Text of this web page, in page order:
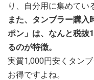
り、自分用に集めてい
また、タンブラー購入
ポン」は、なんと税抜
るのが特徴。
実質1,000円安くタン
お得ですよね。